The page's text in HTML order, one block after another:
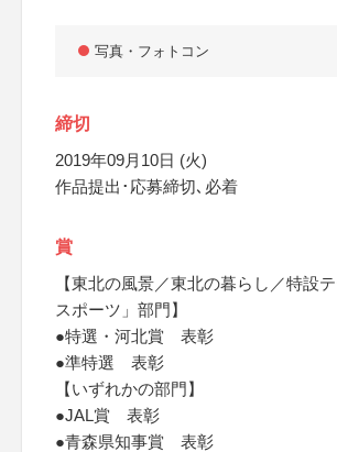
写真・フォトコン
締切
2019年09月10日 (火)
作品提出･応募締切､必着
賞
【東北の風景／東北の暮らし／特設
スポーツ」部門】
●特選・河北賞 表彰
●準特選 表彰
【いずれかの部門】
●JAL賞 表彰
●青森県知事賞 表彰